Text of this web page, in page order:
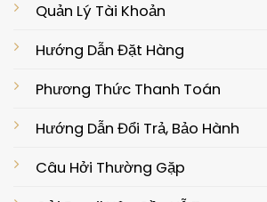
Quản Lý Tài Khoản
Hướng Dẫn Đặt Hàng
Phương Thức Thanh Toán
Hướng Dẫn Đổi Trả, Bảo Hành
Câu Hởi Thường Gặp